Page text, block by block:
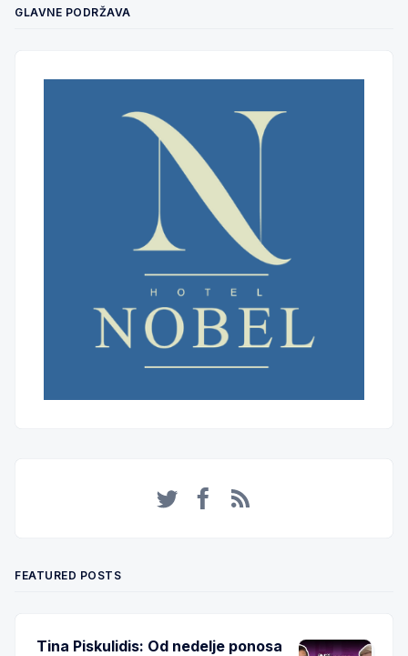
GLAVNE PODRŽAVA
FEATURED POSTS
Tina Piskulidis: Od nedelje ponosa